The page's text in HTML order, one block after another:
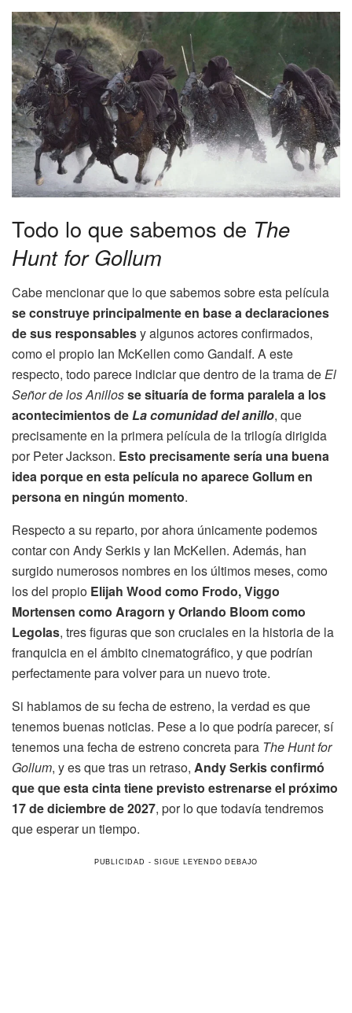
Todo lo que sabemos de The
Hunt for Gollum
Cabe mencionar que lo que sabemos sobre esta película
se construye principalmente en base a declaraciones
de sus responsablesy algunos actores confirmados,
como el propio Ian McKellen como Gandalf. A este
respecto, todo parece indiciar que dentro de la trama deEl
Señor de los Anillosse situaría de forma paralela a los
acontecimientos deLa comunidad del anillo, que
precisamente en la primera película de la trilogía dirigida
por Peter Jackson. Esto precisamente sería una buena
idea porque en esta película no aparece Gollum en
persona en ningún momento.
Respecto a su reparto, por ahora únicamente podemos
contar con Andy Serkis y Ian McKellen. Además, han
surgido numerosos nombres en los últimos meses, como
los del propio Elijah Wood como Frodo, Viggo
Mortensen como Aragorn y Orlando Bloom como
Legolas, tres figuras que son cruciales en la historia de la
franquicia en el ámbito cinematográfico, y que podrían
perfectamente para volver para un nuevo trote.
Si hablamos de su fecha de estreno, la verdad es que
tenemos buenas noticias. Pese a lo que podría parecer, sí
tenemos una fecha de estreno concreta para The Hunt for
Gollum, y es que tras un retraso, Andy Serkis confirmó
que que esta cinta tiene previsto estrenarse el próximo
17 de diciembre de 2027, por lo que todavía tendremos
que esperar un tiempo.